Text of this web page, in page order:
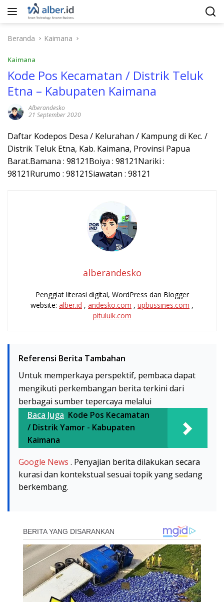
Langsung
Beranda
Kaimana
Kaimana
Kode Pos Kecamatan / Distrik Teluk
Etna – Kabupaten Kaimana
Alberandesko
21 September 2020
Daftar Kodepos Desa / Kelurahan / Kampung di Kec. /
Distrik Teluk Etna, Kab. Kaimana, Provinsi Papua
Barat.Bamana : 98121Boiya : 98121Nariki :
98121Rurumo : 98121Siawatan : 98121
alberandesko
Penggiat literasi digital, WordPress dan Blogger
website: alber.id , andesko.com , upbussines.com ,
pituluik.com
Referensi Berita Tambahan
Untuk memperkaya perspektif, pembaca dapat
mengikuti perkembangan berita terkini dari
berbagai sumber tepercaya melalui
Baca Juga Kode Pos Kecamatan
/ Distrik Yamor - Kabupaten
Kaimana
Google News . Penyajian berita dilakukan secara
kurasi dan kontekstual sesuai topik yang sedang
berkembang.